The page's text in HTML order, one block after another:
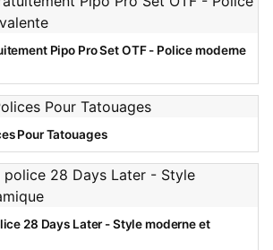
Pipo Pro Set OTF - Police moderne
Pour Tatouages
28 Days Later - Style moderne et